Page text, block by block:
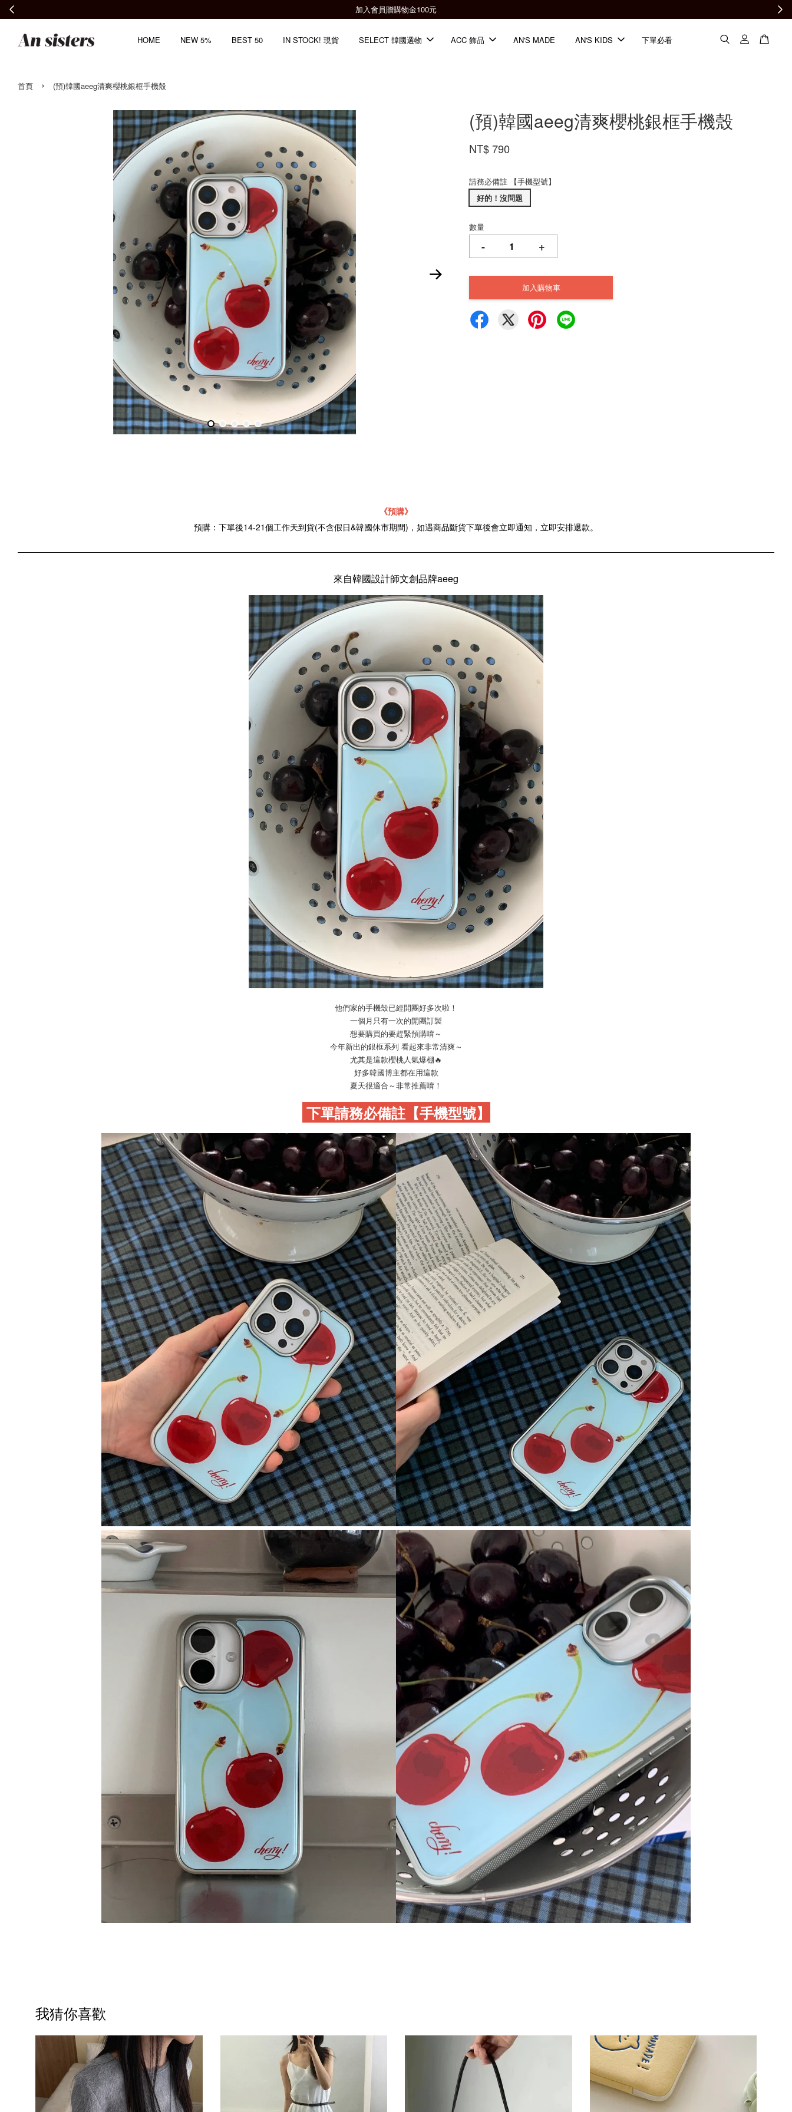
加入會員贈購物金100元
HOME NEW 5% BEST 50 IN STOCK! 現貨 SELECT 韓國選物 ACC 飾品 AN'S MADE AN'S KIDS 下單必看
首頁 › (預)韓國aeeg清爽櫻桃銀框手機殼
(預)韓國aeeg清爽櫻桃銀框手機殼
NT$ 790
請務必備註 【手機型號】
好的！沒問題
數量
- +
加入購物車
《預購》
預購：下單後14-21個工作天到貨(不含假日&韓國休市期間)，如遇商品斷貨下單後會立即通知，立即安排退款。
來自韓國設計師文創品牌aeeg
他們家的手機殼已經開團好多次啦！
一個月只有一次的開團訂製
想要購買的要趕緊預購唷～
今年新出的銀框系列 看起來非常清爽～
尤其是這款櫻桃人氣爆棚🔥
好多韓國博主都在用這款
夏天很適合～非常推薦唷！
下單請務必備註【手機型號】
我猜你喜歡